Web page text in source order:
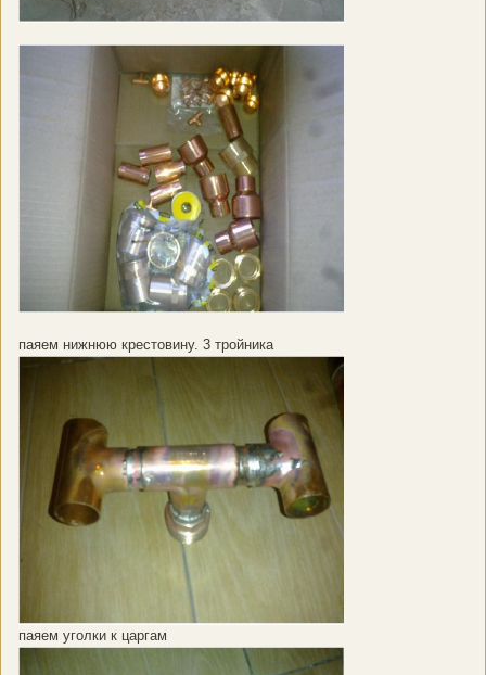
паяем нижнюю крестовину. 3 тройника
паяем уголки к царгам